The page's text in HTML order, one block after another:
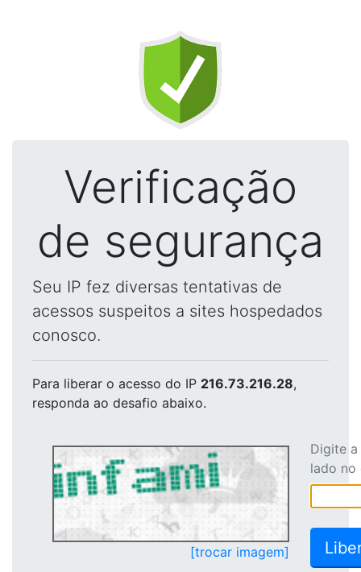
Verificação
de segurança
Seu IP fez diversas tentativas de
acessos suspeitos a sites hospedados
conosco.
Para liberar o acesso do IP 216.73.216.28,
responda ao desafio abaixo.
[trocar imagem]
Digite
lado no